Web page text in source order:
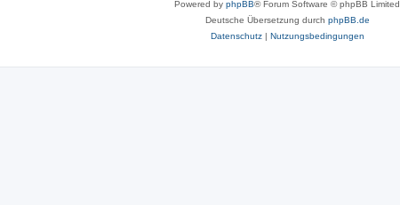
Powered by phpBB® Forum Software © phpBB Limited
Deutsche Übersetzung durch phpBB.de
Datenschutz| Nutzungsbedingungen